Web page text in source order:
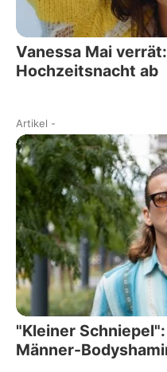
Vanessa Mai
Hochzeitsnacht ab
Artikel -
"Kleiner
Männer-